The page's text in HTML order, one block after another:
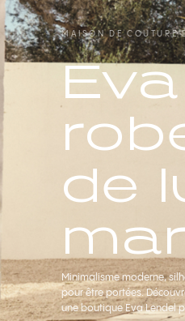
MAISON DE COUTURE
de
Minimalisme moderne,
pour être portées.
une boutique Eva Lendel